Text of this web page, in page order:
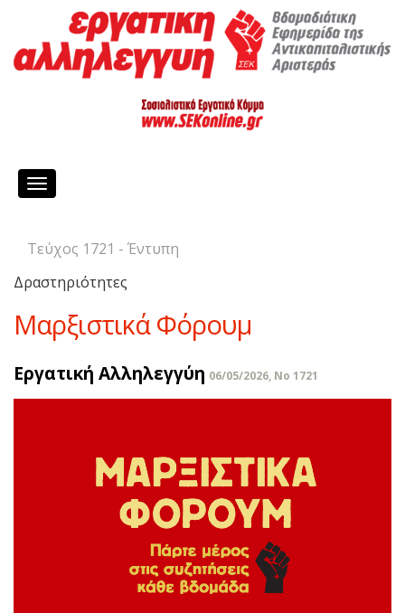
Toggle
Τεύχος 1721 - Έντυπη
Δραστηριότητες
Μαρξιστικά Φόρουμ
Εργατική Αλληλεγγύη 06/05/2026, No 1721